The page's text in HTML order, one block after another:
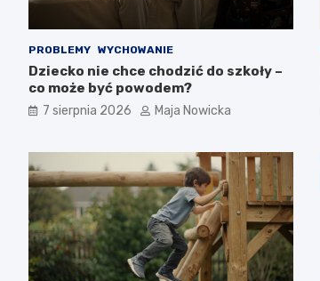
PROBLEMY WYCHOWANIE
Dziecko nie chce chodzić do szkoły –
co może być powodem?
7 sierpnia 2026 Maja Nowicka